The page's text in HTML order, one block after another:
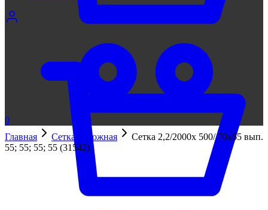
0
Главная
Сетка дорожная
Сетка 2,2/2000х 500/ 70х65 вып.
55; 55; 55; 55 (31542)